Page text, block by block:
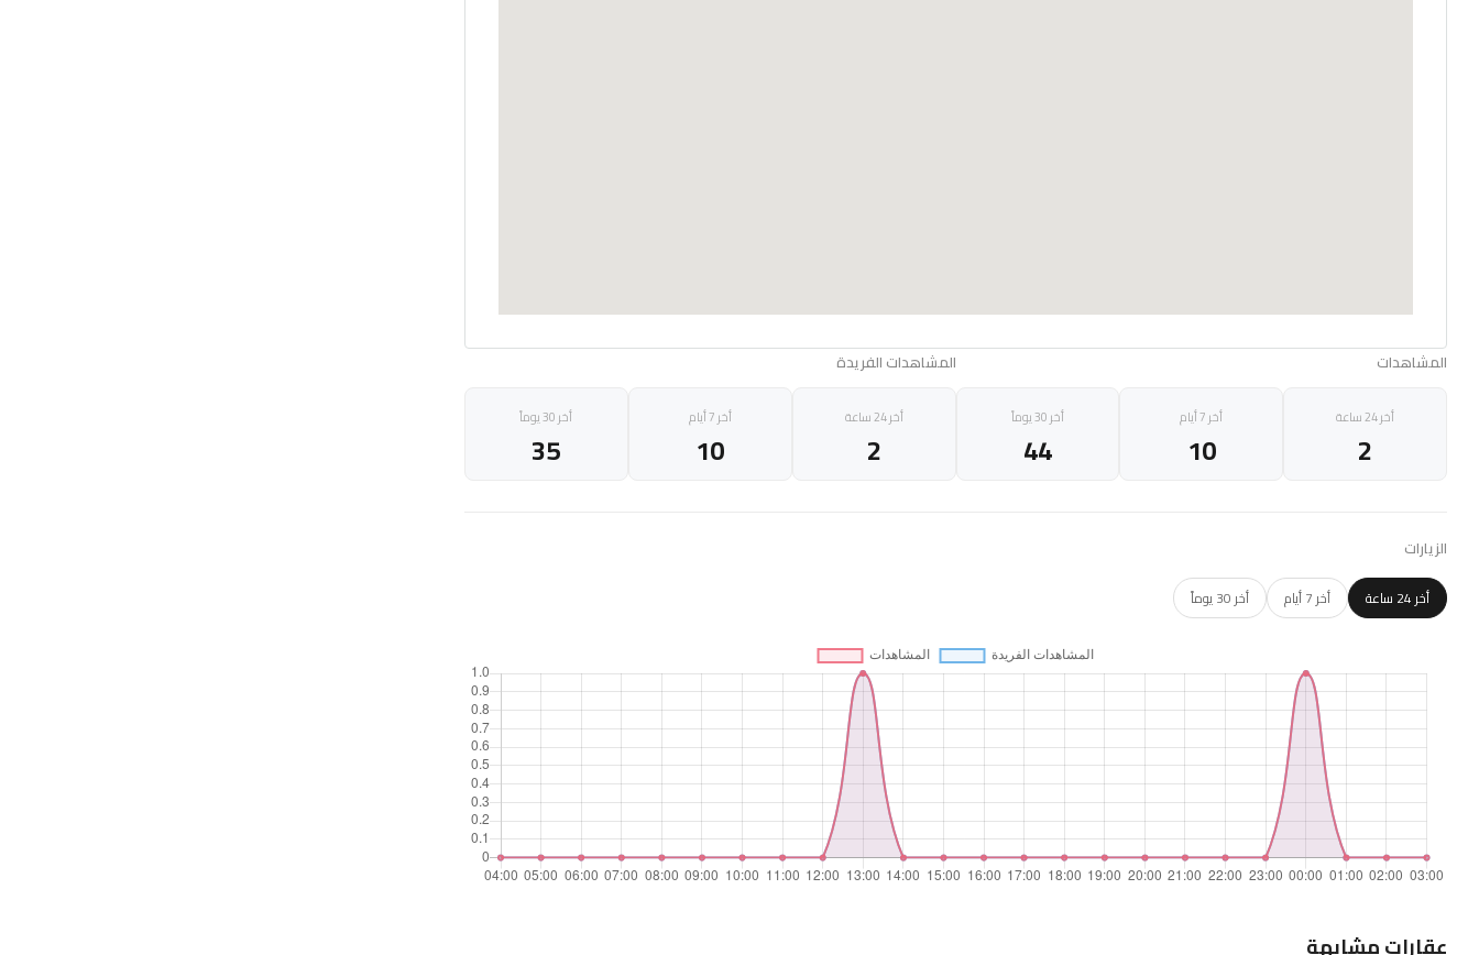
المشاهدات
أخر 24 ساعة
2
أخر 7 أيام
10
أخر 30 يوماً
44
المشاهدات الفريدة
أخر 24 ساعة
2
أخر 7 أيام
10
أخر 30 يوماً
35
الزيارات
أخر 24 ساعة أخر 7 أيام أخر 30 يوماً
عقارات مشابهة